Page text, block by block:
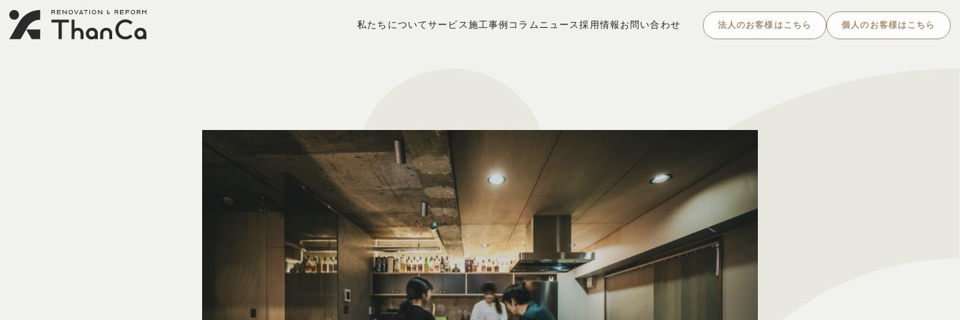
私たちについてサービス施工事例 コラム ニュース採用情報 お問い合わせ 法人のお客様はこちら 個人のお客様はこちら